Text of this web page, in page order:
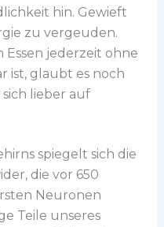
hin. Gewieft
zu vergeuden.
Essen jederzeit ohne
ist, glaubt es noch
lieber auf
spiegelt sich die
die vor 650
Neuronen
Teile unseres